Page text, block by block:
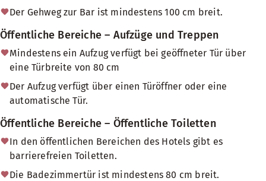
Der Gehweg zur Bar ist mindestens 100 cm breit.
Öffentliche Bereiche – Aufzüge und Treppen
Mindestens ein Aufzug verfügt bei geöffneter Tür über
eine Türbreite von 80 cm
Der Aufzug verfügt über einen Türöffner oder eine
automatische Tür.
Öffentliche Bereiche – Öffentliche Toiletten
In den öffentlichen Bereichen des Hotels gibt es
barrierefreien Toiletten.
Die Badezimmertür ist mindestens 80 cm breit.